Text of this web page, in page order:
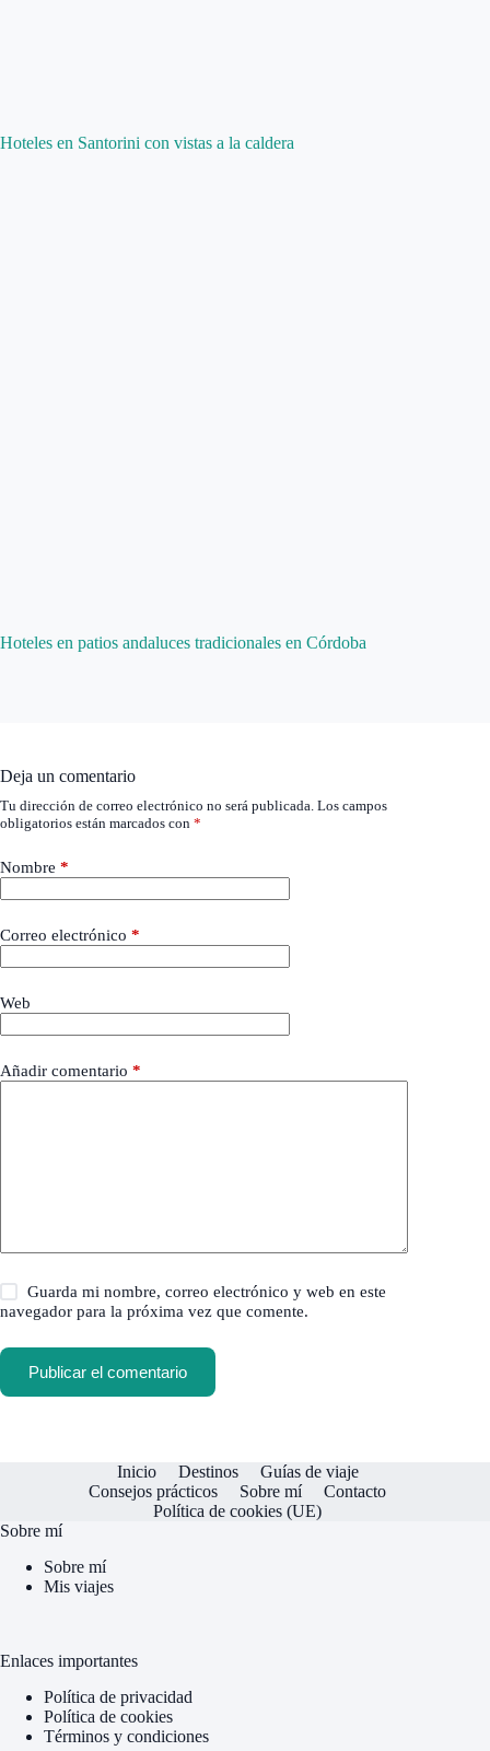
Hoteles en Santorini con vistas a la caldera
Hoteles en patios andaluces tradicionales en Córdoba
Deja un comentario
Tu dirección de correo electrónico no será publicada. Los campos
obligatorios están marcados con *
Nombre *
Correo electrónico *
Web
Añadir comentario *
Guarda mi nombre, correo electrónico y web en este
navegador para la próxima vez que comente.
Publicar el comentario
Inicio Destinos
Guías de viaje
Consejos prácticos
Sobre mí
Contacto
Política de cookies (UE)
Sobre mí
Sobre mí
Mis viajes
Enlaces importantes
Política de privacidad
Política de cookies
Términos y condiciones